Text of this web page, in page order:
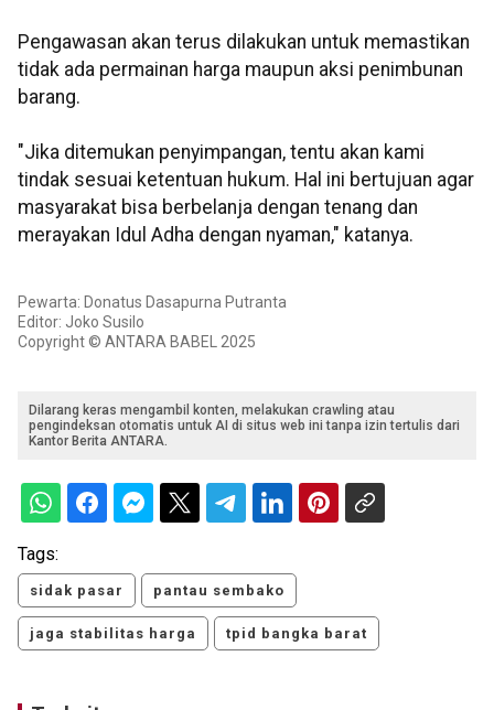
Pengawasan akan terus dilakukan untuk memastikan
tidak ada permainan harga maupun aksi penimbunan
barang.
"Jika ditemukan penyimpangan, tentu akan kami
tindak sesuai ketentuan hukum. Hal ini bertujuan agar
masyarakat bisa berbelanja dengan tenang dan
merayakan Idul Adha dengan nyaman," katanya.
Pewarta: Donatus Dasapurna Putranta
Editor: Joko Susilo
Copyright © ANTARA BABEL 2025
Dilarang keras mengambil konten, melakukan crawling atau
pengindeksan otomatis untuk AI di situs web ini tanpa izin tertulis dari
Kantor Berita ANTARA.
Tags:
sidak pasar pantau sembako
jaga stabilitas harga tpid bangka barat